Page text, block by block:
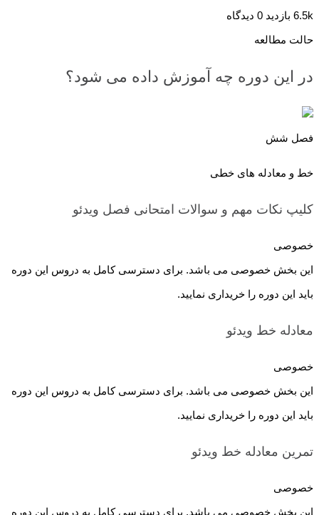
6.5k بازدید
حالت مطالعه
در این دوره چه آموزش داده می شود؟
فصل شش
خط و معادله های خطی
کلیپ نکات مهم و سوالات امتحانی فصل ویدئو
خصوصی
این بخش خصوصی می باشد. برای دسترسی کامل به دروس این دوره
باید این دوره را خریداری نمایید.
معادله خط ویدئو
خصوصی
این بخش خصوصی می باشد. برای دسترسی کامل به دروس این دوره
باید این دوره را خریداری نمایید.
تمرین معادله خط ویدئو
خصوصی
این بخش خصوصی می باشد. برای دسترسی کامل به دروس این دوره